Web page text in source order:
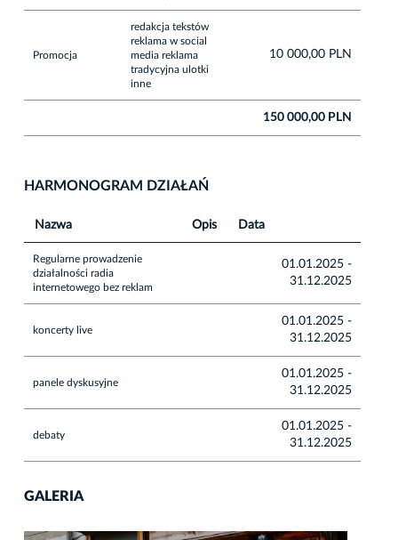
Promocja
redakcja tekstów
reklama w social
media reklama
tradycyjna ulotki
inne
10 000,00 PLN
150 000,00 PLN
HARMONOGRAM DZIAŁAŃ
Nazwa Opis Data
Regularne prowadzenie
działalności radia
internetowego bez reklam
01.01.2025 -
31.12.2025
koncerty live
01.01.2025 -
31.12.2025
panele dyskusyjne
01.01.2025 -
31.12.2025
debaty
01.01.2025 -
31.12.2025
GALERIA